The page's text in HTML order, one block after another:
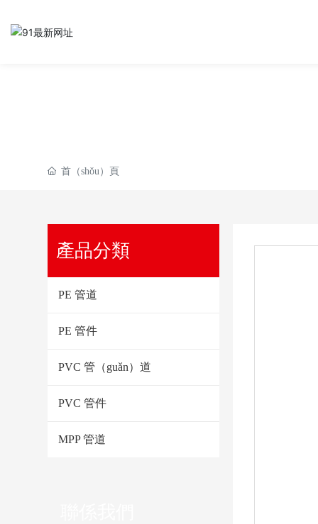
首（shǒu）頁
產品分類
PE 管道
PE 管件
PVC 管（guǎn）道
PVC 管件
MPP 管道